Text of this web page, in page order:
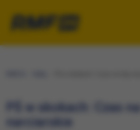
PŚ w skokach: Czas
narciarskie